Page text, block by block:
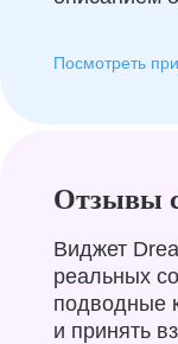
Посмотреть
Отзывы
Виджет
реальных
подводные
и принять